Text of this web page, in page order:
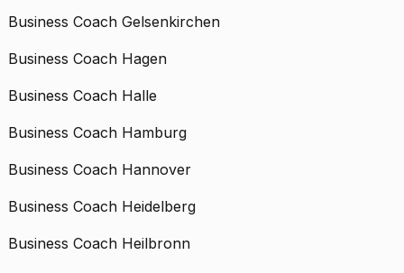
Business Coach Gelsenkirchen
Business Coach Hagen
Business Coach Halle
Business Coach Hamburg
Business Coach Hannover
Business Coach Heidelberg
Business Coach Heilbronn